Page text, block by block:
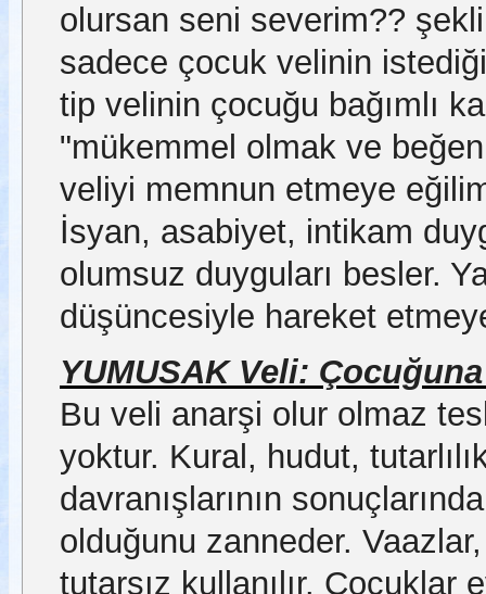
olursan seni severim??
sadece çocuk velinin
tip velinin çocuğu bağımlı
"mükemmel olmak ve
veliyi memnun etmeye
İsyan, asabiyet, intikam
olumsuz duyguları besler.
düşüncesiyle hareket
YUMUSAK Veli:
Bu veli anarşi olur olmaz
yoktur. Kural, hudut,
davranışlarının
olduğunu zanneder.
tutarsız kullanılır. Çocuklar